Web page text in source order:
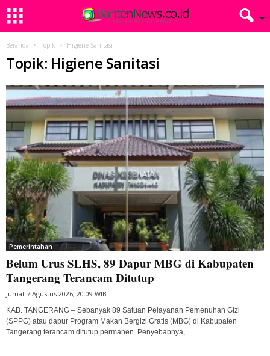
Beranda Topik Higiene Sanitasi
Topik: Higiene Sanitasi
Pemerintahan
Belum Urus SLHS, 89 Dapur MBG di Kabupaten
Tangerang Terancam Ditutup
Jumat 7 Agustus 2026, 20:09 WIB
KAB. TANGERANG – Sebanyak 89 Satuan Pelayanan Pemenuhan Gizi
(SPPG) atau dapur Program Makan Bergizi Gratis (MBG) di Kabupaten
Tangerang terancam ditutup permanen. Penyebabnya,...